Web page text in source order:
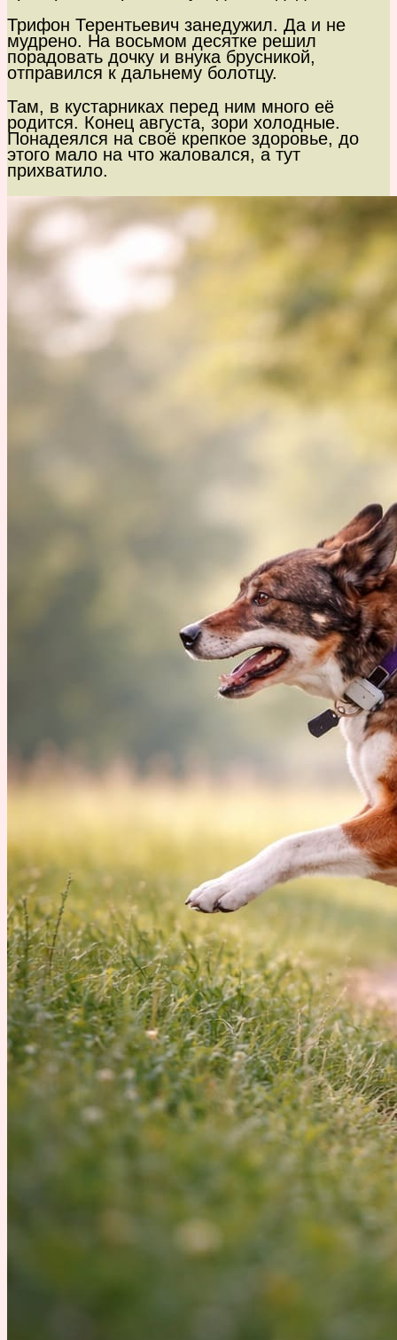
Трифон Терентьевич занедужил. Да и не
мудрено. На восьмом десятке решил
порадовать дочку и внука брусникой,
отправился к дальнему болотцу.
Там, в кустарниках перед ним много её
родится. Конец августа, зори холодные.
Понадеялся на своё крепкое здоровье, до
этого мало на что жаловался, а тут
прихватило.